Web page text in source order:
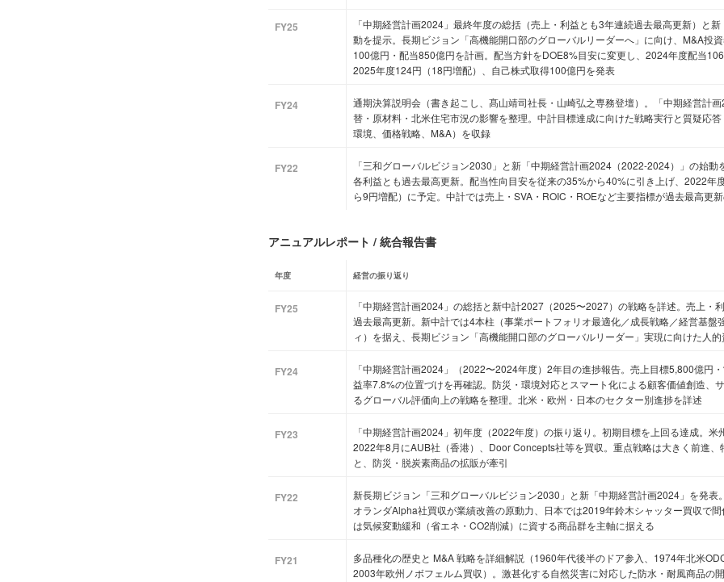
FY25
「中期経営計画2024」最終年度の総括（売上・利益とも3年連続過去最高更新）と
動を提示。長期ビジョン「高機能開口部のグローバルリーダーへ」に向け、M&A投
100億円・配当850億円を計画。配当方針をDOE8%目安に変更し、2024年度配当
2025年度124円（18円増配）、自己株式取得100億円を発表
FY24
通期決算説明会（書き起こし、髙山靖司社長・山崎弘之専務登壇）。「中期経営計
替・原材料・北米住宅市況の影響を整理。中計目標達成に向けた戦略実行と質疑応
環境、価格戦略、M&A）を収録
FY22
「三和グローバルビジョン2030」と新「中期経営計画2024（2022-2024）」の始
各利益とも過去最高更新。配当性向目安を従来の35%から40%に引き上げ、2022年
ら9円増配）に予定。中計では売上・SVA・ROIC・ROEなど主要指標が過去最高更
アニュアルレポート / 統合報告書
年度 経営の振り返り
FY25
「中期経営計画2024」の総括と新中計2027（2025〜2027）の戦略を詳述。売上・
過去最高更新。新中計では4本柱（事業ポートフォリオ最適化／成長戦略／経営基盤
ィ）を据え、長期ビジョン「高機能開口部のグローバルリーダー」実現に向けた人
FY24
「中期経営計画2024」（2022〜2024年度）2年目の進捗報告。売上目標5,800億円
益率7.8%の位置づけを再確認。防災・環境対応とスマート化による顧客価値創造、
るグローバル評価向上の戦略を整理。北米・欧州・日本のセクター別進捗を詳述
FY23
「中期経営計画2024」初年度（2022年度）の振り返り。初期目標を上回る達成。米
2022年8月にAUB社（香港）、Door Concepts社等を買収。重点戦略は大きく前進
と、防災・脱炭素商品の拡販が牽引
FY22
新長期ビジョン「三和グローバルビジョン2030」と新「中期経営計画2024」を発表
オランダAlpha社買収が業績改善の原動力、日本では2019年鈴木シャッター買収で
は気候変動緩和（省エネ・CO2削減）に資する商品群を主軸に据える
FY21
多品種化の歴史と M&A 戦略を詳細解説（1960年代後半のドア参入、1974年北米
2003年欧州ノボフェルム買収）。激甚化する自然災害に対応した防水・耐風商品の